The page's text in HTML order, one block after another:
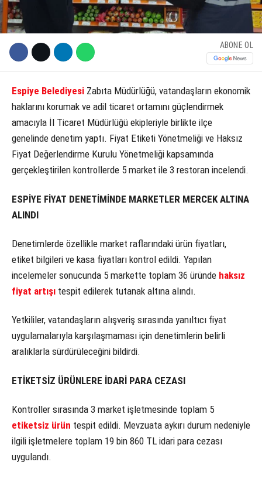
ABONE OL
Espiye Belediyesi Zabıta Müdürlüğü, vatandaşların ekonomik
haklarını korumak ve adil ticaret ortamını güçlendirmek
amacıyla İl Ticaret Müdürlüğü ekipleriyle birlikte ilçe
genelinde denetim yaptı. Fiyat Etiketi Yönetmeliği ve Haksız
Fiyat Değerlendirme Kurulu Yönetmeliği kapsamında
gerçekleştirilen kontrollerde 5 market ile 3 restoran incelendi.
ESPİYE FİYAT DENETİMİNDE MARKETLER MERCEK ALTINA
ALINDI
Denetimlerde özellikle market raflarındaki ürün fiyatları,
etiket bilgileri ve kasa fiyatları kontrol edildi. Yapılan
incelemeler sonucunda 5 markette toplam 36 üründe haksız
fiyat artışı tespit edilerek tutanak altına alındı.
Yetkililer, vatandaşların alışveriş sırasında yanıltıcı fiyat
uygulamalarıyla karşılaşmaması için denetimlerin belirli
aralıklarla sürdürüleceğini bildirdi.
ETİKETSİZ ÜRÜNLERE İDARİ PARA CEZASI
Kontroller sırasında 3 market işletmesinde toplam 5
etiketsiz ürün tespit edildi. Mevzuata aykırı durum nedeniyle
ilgili işletmelere toplam 19 bin 860 TL idari para cezası
uygulandı.